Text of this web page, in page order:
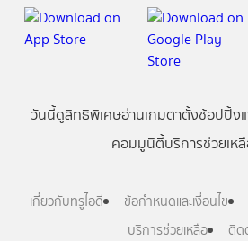
วันนี้ดูสิทธิพิเศษอ่านเกมตาตั้งช้อปปิ้ง
คอมมูนิตี้บริการช่วยเห
เกี่ยวกับทรูไอดี ข้อกำหนดและเงื่อนไข
บริการช่วยเหลือ
ติด